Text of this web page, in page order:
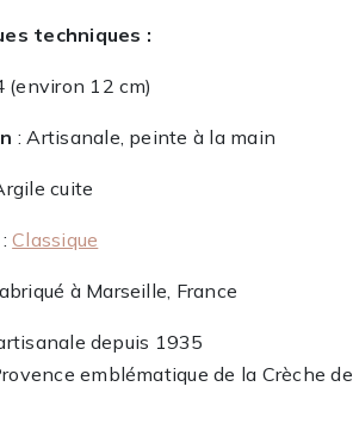
techniques :
(environ 12 cm)
: Artisanale, peinte à la main
cuite
Classique
à Marseille, France
depuis 1935
emblématique de la Crèche de